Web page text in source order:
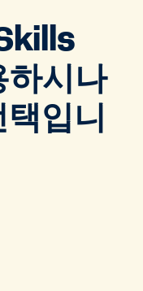
시나
입니